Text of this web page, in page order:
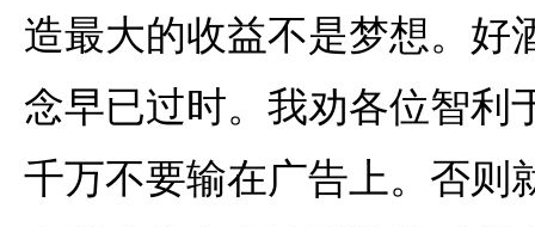
造最大的收益不是梦想。好
念早已过时。我劝各位智利
千万不要输在广告上。否则